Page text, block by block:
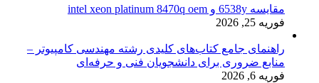
مقایسه 6538y و intel xeon platinum 8470q oem
فوریه 25, 2026
راهنمای جامع کتاب‌های کلیدی رشته مهندسی کامپیوتر –
منابع ضروری برای دانشجویان فنی و حرفه‌ای
فوریه 6, 2026